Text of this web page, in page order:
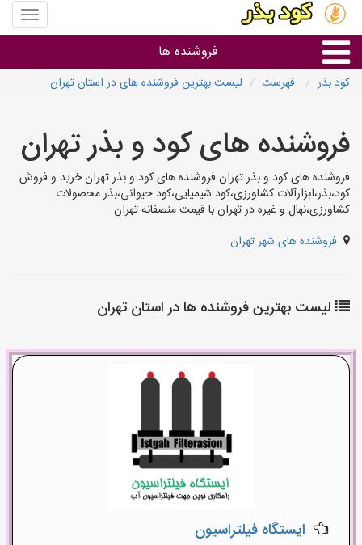
منوی
سایت
بذر
فروشنده ها
استان ها
کود بذر فهرست لیست بهترین فروشنده های در استان تهران
فروشنده های کود و بذر تهران
فروشنده های کود و بذر تهران فروشنده های کود و بذر تهران خرید و فروش
کود،بذر،ابزارآلات کشاورزی،کود شیمیایی،کود حیوانی،بذر محصولات
کشاورزی،نهال و غیره در تهران با قیمت منصفانه تهران
فروشنده های شهر تهران
لیست بهترین فروشنده ها در استان تهران
ایستگاه فیلتراسیون